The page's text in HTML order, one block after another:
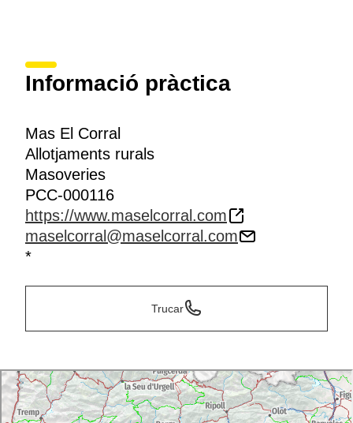
Informació pràctica
Mas El Corral
Allotjaments rurals
Masoveries
PCC-000116
https://www.maselcorral.com
maselcorral@maselcorral.com
*
Trucar